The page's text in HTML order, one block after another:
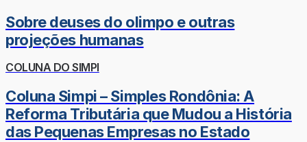
Sobre deuses do olimpo e outras
projeções humanas
COLUNA DO SIMPI
Coluna Simpi – Simples Rondônia: A
Reforma Tributária que Mudou a História
das Pequenas Empresas no Estado